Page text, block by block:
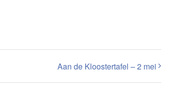
Aan de Kloostertafel – 2 mei